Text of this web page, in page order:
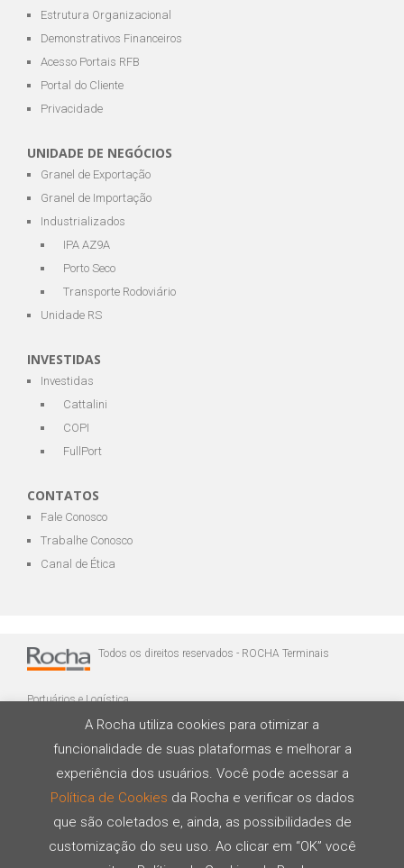
Estrutura Organizacional
Demonstrativos Financeiros
Acesso Portais RFB
Portal do Cliente
Privacidade
UNIDADE DE NEGÓCIOS
Granel de Exportação
Granel de Importação
Industrializados
IPA AZ9A
Porto Seco
Transporte Rodoviário
Unidade RS
INVESTIDAS
Investidas
Cattalini
COPI
FullPort
CONTATOS
Fale Conosco
Trabalhe Conosco
Canal de Ética
Todos os direitos reservados - ROCHA Terminais
Portuários e Logística
Desenvolvido por
A Rocha utiliza cookies para otimizar a
funcionalidade de suas plataformas e melhorar a
experiência dos usuários. Você pode acessar a
Política de Cookies da Rocha e verificar os dados
que são coletados e, ainda, as possibilidades de
customização do seu uso. Ao clicar em “OK” você